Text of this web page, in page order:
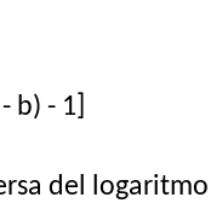
b) - 1]
del logaritmo